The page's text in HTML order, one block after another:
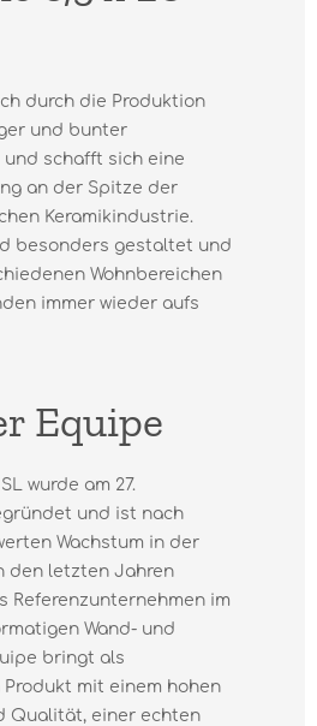
durch die Produktion
und bunter
und schafft sich eine
an der Spitze der
Keramikindustrie.
besonders gestaltet und
Wohnbereichen
immer wieder aufs
Equipe
wurde am 27.
und ist nach
Wachstum in der
den letzten Jahren
Referenzunternehmen im
Wand- und
bringt als
mit einem hohen
Qualität, einer echten